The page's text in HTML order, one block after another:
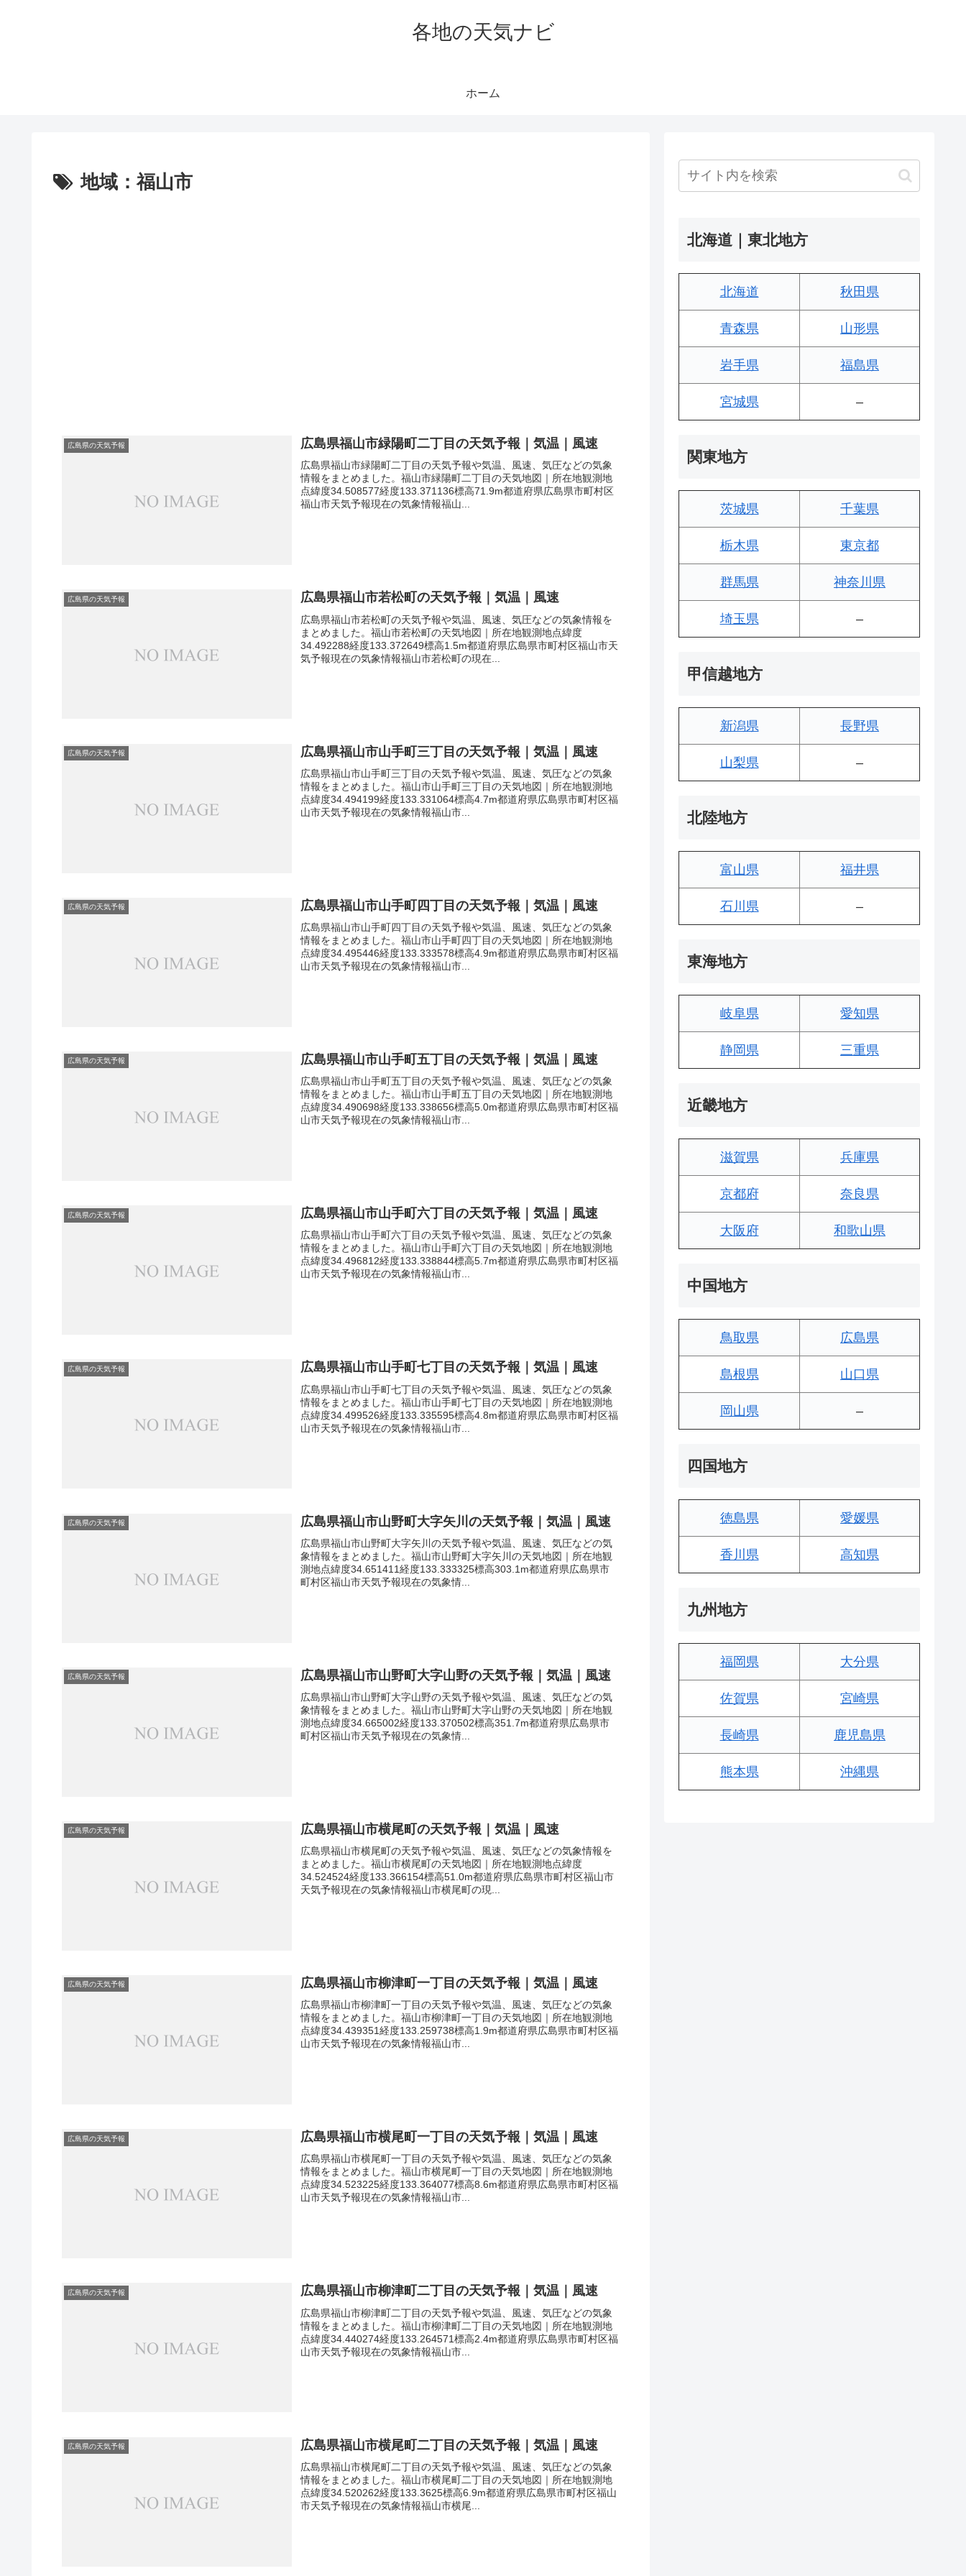
各地の天気ナビ
ホーム
地域：福山市
広島県の天気予報 広島県福山市緑陽町二丁目の天気予報｜気温｜風速
広島県福山市緑陽町二丁目の天気予報や気温、風速、気圧などの気象
情報をまとめました。福山市緑陽町二丁目の天気地図｜所在地観測地
点緯度34.508577経度133.371136標高71.9m都道府県広島県市町村区
福山市天気予報現在の気象情報福山...
広島県の天気予報 広島県福山市若松町の天気予報｜気温｜風速
広島県福山市若松町の天気予報や気温、風速、気圧などの気象情報を
まとめました。福山市若松町の天気地図｜所在地観測地点緯度
34.492288経度133.372649標高1.5m都道府県広島県市町村区福山市天
気予報現在の気象情報福山市若松町の現在...
広島県の天気予報 広島県福山市山手町三丁目の天気予報｜気温｜風速
広島県福山市山手町三丁目の天気予報や気温、風速、気圧などの気象
情報をまとめました。福山市山手町三丁目の天気地図｜所在地観測地
点緯度34.494199経度133.331064標高4.7m都道府県広島県市町村区福
山市天気予報現在の気象情報福山市...
広島県の天気予報 広島県福山市山手町四丁目の天気予報｜気温｜風速
広島県福山市山手町四丁目の天気予報や気温、風速、気圧などの気象
情報をまとめました。福山市山手町四丁目の天気地図｜所在地観測地
点緯度34.495446経度133.333578標高4.9m都道府県広島県市町村区福
山市天気予報現在の気象情報福山市...
広島県の天気予報 広島県福山市山手町五丁目の天気予報｜気温｜風速
広島県福山市山手町五丁目の天気予報や気温、風速、気圧などの気象
情報をまとめました。福山市山手町五丁目の天気地図｜所在地観測地
点緯度34.490698経度133.338656標高5.0m都道府県広島県市町村区福
山市天気予報現在の気象情報福山市...
広島県の天気予報 広島県福山市山手町六丁目の天気予報｜気温｜風速
広島県福山市山手町六丁目の天気予報や気温、風速、気圧などの気象
情報をまとめました。福山市山手町六丁目の天気地図｜所在地観測地
点緯度34.496812経度133.338844標高5.7m都道府県広島県市町村区福
山市天気予報現在の気象情報福山市...
広島県の天気予報 広島県福山市山手町七丁目の天気予報｜気温｜風速
広島県福山市山手町七丁目の天気予報や気温、風速、気圧などの気象
情報をまとめました。福山市山手町七丁目の天気地図｜所在地観測地
点緯度34.499526経度133.335595標高4.8m都道府県広島県市町村区福
山市天気予報現在の気象情報福山市...
広島県の天気予報 広島県福山市山野町大字矢川の天気予報｜気温｜風速
広島県福山市山野町大字矢川の天気予報や気温、風速、気圧などの気
象情報をまとめました。福山市山野町大字矢川の天気地図｜所在地観
測地点緯度34.651411経度133.333325標高303.1m都道府県広島県市
町村区福山市天気予報現在の気象情...
広島県の天気予報 広島県福山市山野町大字山野の天気予報｜気温｜風速
広島県福山市山野町大字山野の天気予報や気温、風速、気圧などの気
象情報をまとめました。福山市山野町大字山野の天気地図｜所在地観
測地点緯度34.665002経度133.370502標高351.7m都道府県広島県市
町村区福山市天気予報現在の気象情...
広島県の天気予報 広島県福山市横尾町の天気予報｜気温｜風速
広島県福山市横尾町の天気予報や気温、風速、気圧などの気象情報を
まとめました。福山市横尾町の天気地図｜所在地観測地点緯度
34.524524経度133.366154標高51.0m都道府県広島県市町村区福山市
天気予報現在の気象情報福山市横尾町の現...
広島県の天気予報 広島県福山市柳津町一丁目の天気予報｜気温｜風速
広島県福山市柳津町一丁目の天気予報や気温、風速、気圧などの気象
情報をまとめました。福山市柳津町一丁目の天気地図｜所在地観測地
点緯度34.439351経度133.259738標高1.9m都道府県広島県市町村区福
山市天気予報現在の気象情報福山市...
広島県の天気予報 広島県福山市横尾町一丁目の天気予報｜気温｜風速
広島県福山市横尾町一丁目の天気予報や気温、風速、気圧などの気象
情報をまとめました。福山市横尾町一丁目の天気地図｜所在地観測地
点緯度34.523225経度133.364077標高8.6m都道府県広島県市町村区福
山市天気予報現在の気象情報福山市...
広島県の天気予報 広島県福山市柳津町二丁目の天気予報｜気温｜風速
広島県福山市柳津町二丁目の天気予報や気温、風速、気圧などの気象
情報をまとめました。福山市柳津町二丁目の天気地図｜所在地観測地
点緯度34.440274経度133.264571標高2.4m都道府県広島県市町村区福
山市天気予報現在の気象情報福山市...
広島県の天気予報 広島県福山市横尾町二丁目の天気予報｜気温｜風速
広島県福山市横尾町二丁目の天気予報や気温、風速、気圧などの気象
情報をまとめました。福山市横尾町二丁目の天気地図｜所在地観測地
点緯度34.520262経度133.3625標高6.9m都道府県広島県市町村区福山
市天気予報現在の気象情報福山市横尾...
北海道｜東北地方
北海道 秋田県
青森県 山形県
岩手県 福島県
宮城県 –
関東地方
茨城県 千葉県
栃木県 東京都
群馬県 神奈川県
埼玉県 –
甲信越地方
新潟県 長野県
山梨県 –
北陸地方
富山県 福井県
石川県 –
東海地方
岐阜県 愛知県
静岡県 三重県
近畿地方
滋賀県 兵庫県
京都府 奈良県
大阪府 和歌山県
中国地方
鳥取県 広島県
島根県 山口県
岡山県 –
四国地方
徳島県 愛媛県
香川県 高知県
九州地方
福岡県 大分県
佐賀県 宮崎県
長崎県 鹿児島県
熊本県 沖縄県